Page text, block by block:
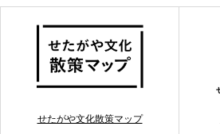
せたがや文化散策マップ